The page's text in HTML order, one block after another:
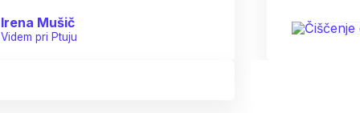
Irena Mušič
Videm pri Ptuju